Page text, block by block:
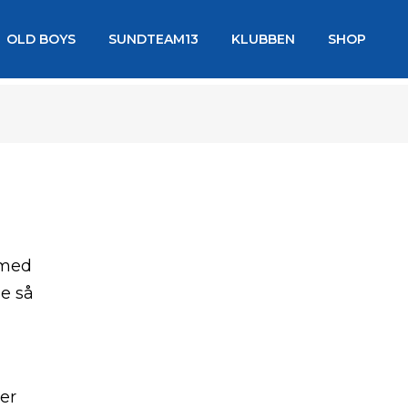
OLD BOYS SUNDTEAM13 KLUBBEN SHOP
så